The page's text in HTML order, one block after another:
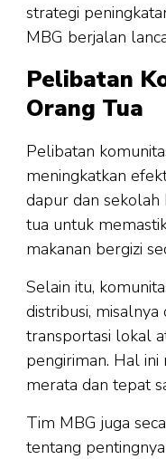
strategi
MBG berjalan
Pelibatan
Orang Tua
Pelibatan
meningkatkan
dapur dan sekolah
tua untuk
makanan bergizi
Selain itu,
distribusi, misalnya
transportasi lokal
pengiriman. Hal
merata dan tepat
Tim MBG juga
tentang